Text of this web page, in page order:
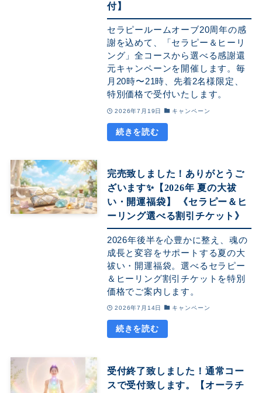
付】
セラピールームオーブ20周年の感
謝を込めて、「セラピー＆ヒーリ
ング」全コースから選べる感謝還
元キャンペーンを開催します。毎
月20時〜21時、先着2名様限定、
特別価格で受付いたします。
2026年7月19日 キャンペーン
完売致しました！ありがとうご
ざいます✨【2026年 夏の大祓
い・開運福袋】 《セラピー＆ヒ
ーリング選べる割引チケット》
2026年後半を心豊かに整え、魂の
成長と変容をサポートする夏の大
祓い・開運福袋。選べるセラピー
＆ヒーリング割引チケットを特別
価格でご案内します。
2026年7月14日 キャンペーン
受付終了致しました！通常コー
スで受付致します。【オーラチ